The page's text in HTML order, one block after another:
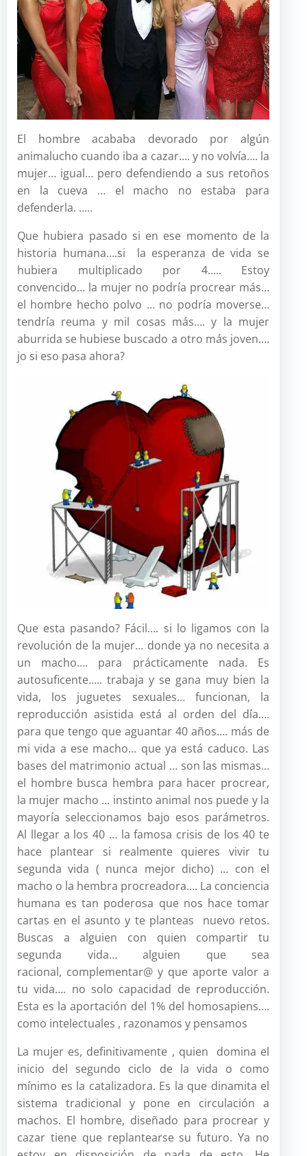
El hombre acababa devorado por algún
animalucho cuando iba a cazar…. y no volvía…. la
mujer… igual… pero defendiendo a sus retoños
en la cueva … el macho no estaba para
defenderla. …..
Que hubiera pasado si en ese momento de la
historia humana….si la esperanza de vida se
hubiera multiplicado por 4….. Estoy
convencido… la mujer no podría procrear más…
el hombre hecho polvo … no podría moverse…
tendría reuma y mil cosas más…. y la mujer
aburrida se hubiese buscado a otro más joven….
jo si eso pasa ahora?
Que esta pasando? Fácil…. si lo ligamos con la
revolución de la mujer… donde ya no necesita a
un macho…. para prácticamente nada. Es
autosuficente….. trabaja y se gana muy bien la
vida, los juguetes sexuales… funcionan, la
reproducción asistida está al orden del día….
para que tengo que aguantar 40 años…. más de
mi vida a ese macho… que ya está caduco. Las
bases del matrimonio actual … son las mismas…
el hombre busca hembra para hacer procrear,
la mujer macho … instinto animal nos puede y la
mayoría seleccionamos bajo esos parámetros.
Al llegar a los 40 … la famosa crisis de los 40 te
hace plantear si realmente quieres vivir tu
segunda vida ( nunca mejor dicho) … con el
macho o la hembra procreadora…. La conciencia
humana es tan poderosa que nos hace tomar
cartas en el asunto y te planteas nuevo retos.
Buscas a alguien con quien compartir tu
segunda vida… alguien que sea
racional, complementar@ y que aporte valor a
tu vida…. no solo capacidad de reproducción.
Esta es la aportación del 1% del homosapiens….
como intelectuales , razonamos y pensamos
La mujer es, definitivamente , quien domina el
inicio del segundo ciclo de la vida o como
mínimo es la catalizadora. Es la que dinamita el
sistema tradicional y pone en circulación a
machos. El hombre, diseñado para procrear y
cazar tiene que replantearse su futuro. Ya no